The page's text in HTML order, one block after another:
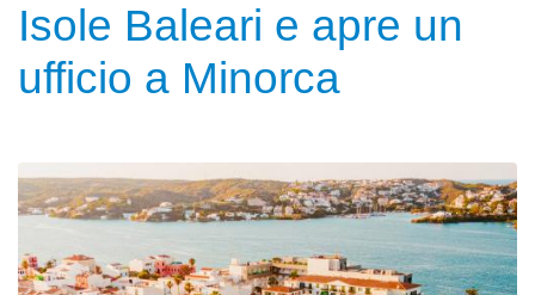
Isole Baleari e apre un
ufficio a Minorca